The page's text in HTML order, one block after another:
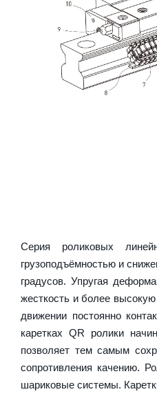
Серия роликовых
грузоподъёмностью и
градусов. Упругая
жесткость и более
движении постоянно
каретках QR ролики
позволяет тем самым
сопротивления качению.
шариковые системы.